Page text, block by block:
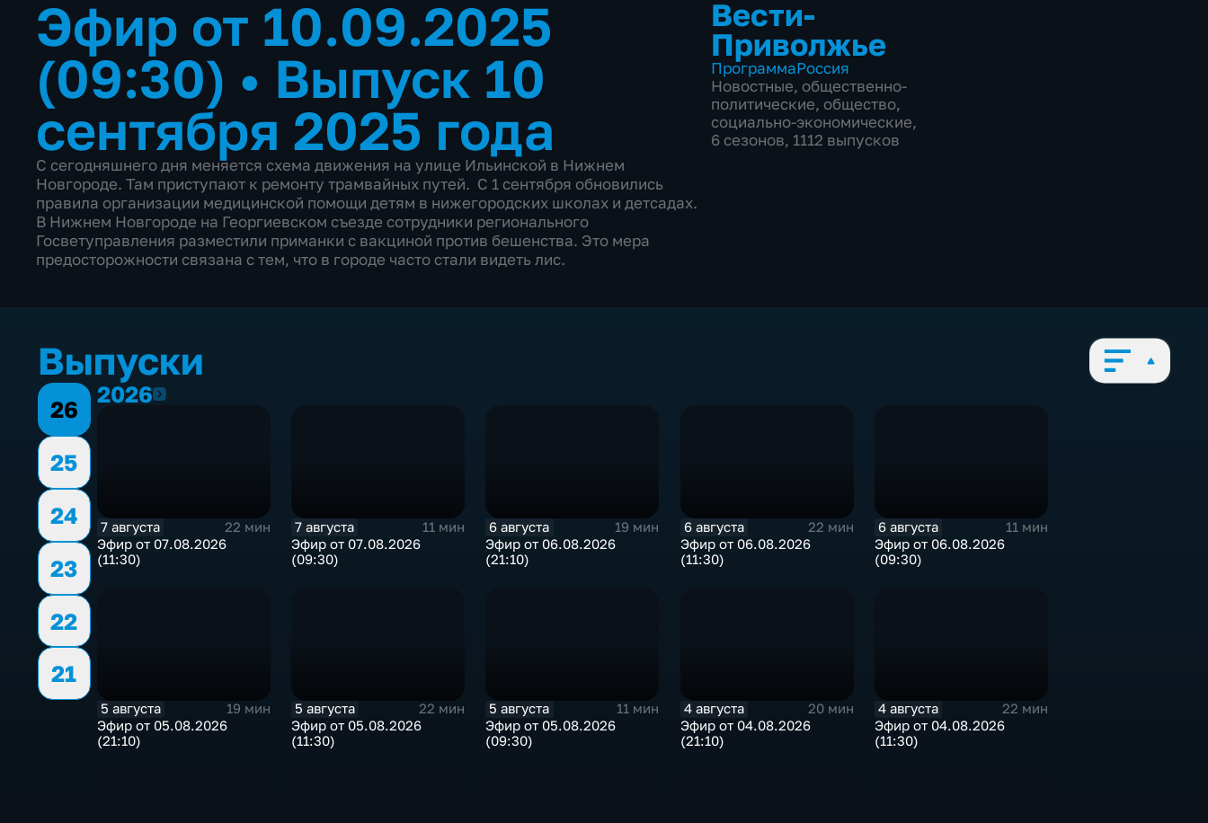
Эфир от 10.09.2025
(09:30) • Выпуск 10
сентября 2025 года
С сегодняшнего дня меняется схема движения на улице Ильинской в Нижнем
Новгороде. Там приступают к ремонту трамвайных путей. С 1 сентября обновились
правила организации медицинской помощи детям в нижегородских школах и детсадах.
В Нижнем Новгороде на Георгиевском съезде сотрудники регионального
Госветуправления разместили приманки с вакциной против бешенства. Это мера
предосторожности связана с тем, что в городе часто стали видеть лис.
Вести-
Приволжье
ПрограммаРоссия
Новостные, общественно-
политические, общество,
социально-экономические,
6 сезонов, 1112 выпусков
Выпуски
26
25
24
23
22
21
20262026
7 августа
22 мин
Эфир от 07.08.2026
(11:30)
7 августа
11 мин
Эфир от 07.08.2026
(09:30)
6 августа
19 мин
Эфир от 06.08.2026
(21:10)
6 августа
22 мин
Эфир от 06.08.2026
(11:30)
6 августа
11 мин
Эфир от 06.08.2026
(09:30)
5 августа
19 мин
Эфир от 05.08.2026
(21:10)
5 августа
22 мин
Эфир от 05.08.2026
(11:30)
5 августа
11 мин
Эфир от 05.08.2026
(09:30)
4 августа
20 мин
Эфир от 04.08.2026
(21:10)
4 августа
22 мин
Эфир от 04.08.2026
(11:30)